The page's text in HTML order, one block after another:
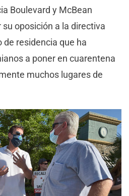
Boulevard y McBean
oposición a la directiva
residencia que ha
a poner en cuarentena
muchos lugares de